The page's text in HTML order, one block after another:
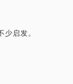
启发。